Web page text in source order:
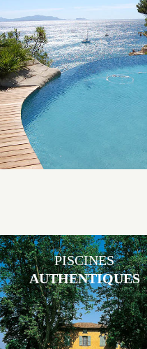
Les piscines en béton naturelles Jacques
originales, elles s’intègrent parfaitement à
environnement grâce à un jeu de volume
matière sur-mesure conçu par notre bureau
spécialisé.
Les piscines en béton authentiques Jacques
démarquent par la noblesse des matériaux
PISCINES
AUTHENTIQUES